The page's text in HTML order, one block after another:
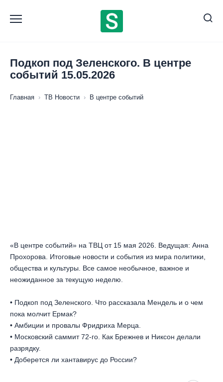
содержанию
Подкоп под Зеленского. В центре
событий 15.05.2026
Главная › ТВ Новости › В центре событий
«В центре событий» на ТВЦ от 15 мая 2026. Ведущая: Анна
Прохорова. Итоговые новости и события из мира политики,
общества и культуры. Все самое необычное, важное и
неожиданное за текущую неделю.
• Подкоп под Зеленского. Что рассказала Мендель и о чем
пока молчит Ермак?
• Амбиции и провалы Фридриха Мерца.
• Московский саммит 72-го. Как Брежнев и Никсон делали
разрядку.
• Доберется ли хантавирус до России?